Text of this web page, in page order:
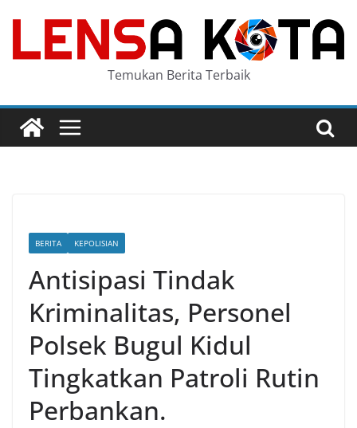
content
Temukan Berita Terbaik
BERITA KEPOLISIAN
Antisipasi Tindak
Kriminalitas, Personel
Polsek Bugul Kidul
Tingkatkan Patroli Rutin
Perbankan.